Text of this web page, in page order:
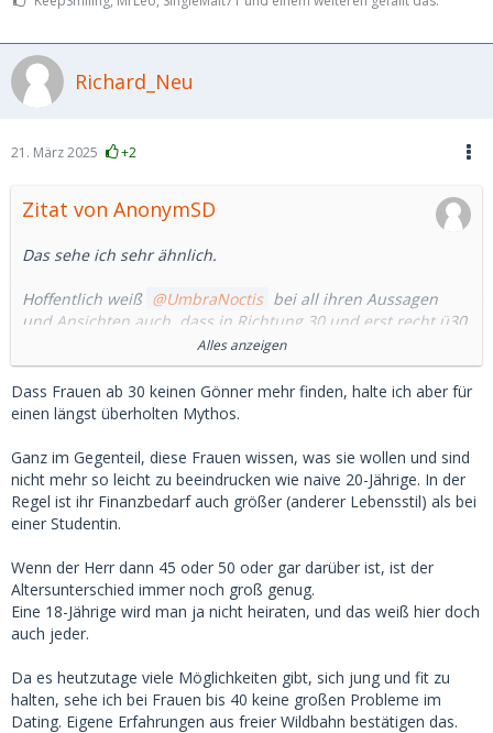
Richard_Neu
21. März 2025 +2
Zitat von AnonymSD
Das sehe ich sehr ähnlich.
Hoffentlich weiß UmbraNoctis bei all ihren Aussagen
und Ansichten auch, dass in Richtung 30 und erst recht ü30
das Eis dann plötzlich viel dünner wird.
Vor allem wenn man sich dann auf die Suche begiebt oder
begeben muss.
Das hat schon die ein oder andere die Existenz gekostet da
unrealistisch oder auf dem falschen Dampfer zu sein.
Hoffen wir, dass alles gut ist und bleibt und die Quellen
Ich empfehle doch eher etwas kleinere Brötchen zu backen
und möchte hier ausdrücklich keinen Streit anzetteln.
Eher etwas Besonnenheit anmahnen.
Alles anzeigen
Dass Frauen ab 30 keinen Gönner mehr finden, halte ich aber für
einen längst überholten Mythos.
Ganz im Gegenteil, diese Frauen wissen, was sie wollen und sind
nicht mehr so leicht zu beeindrucken wie naive 20-Jährige. In der
Regel ist ihr Finanzbedarf auch größer (anderer Lebensstil) als bei
einer Studentin.
Wenn der Herr dann 45 oder 50 oder gar darüber ist, ist der
Altersunterschied immer noch groß genug.
Eine 18-Jährige wird man ja nicht heiraten, und das weiß hier doch
auch jeder.
Da es heutzutage viele Möglichkeiten gibt, sich jung und fit zu
halten, sehe ich bei Frauen bis 40 keine großen Probleme im
Dating. Eigene Erfahrungen aus freier Wildbahn bestätigen das.